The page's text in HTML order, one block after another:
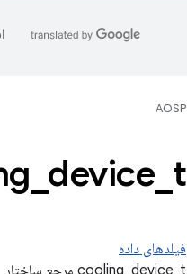
AOSP
device t مرجع ساختار
فیلدهای داده
cooling_device_t مرجع ساختار